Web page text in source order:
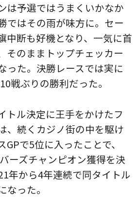
は予選ではうまくいかなか
ではその雨が味方に。セー
中断も好機となり、一気に首
そのままトップチェッカー
った。決勝レースでは実に
戦ぶりの勝利だった。
トル決定に王手をかけたフ
、続くカジノ街の中を駆け
で5位に入ったことで、
ーズチャンピオン獲得を決
年から4年連続で同タイトル
った。